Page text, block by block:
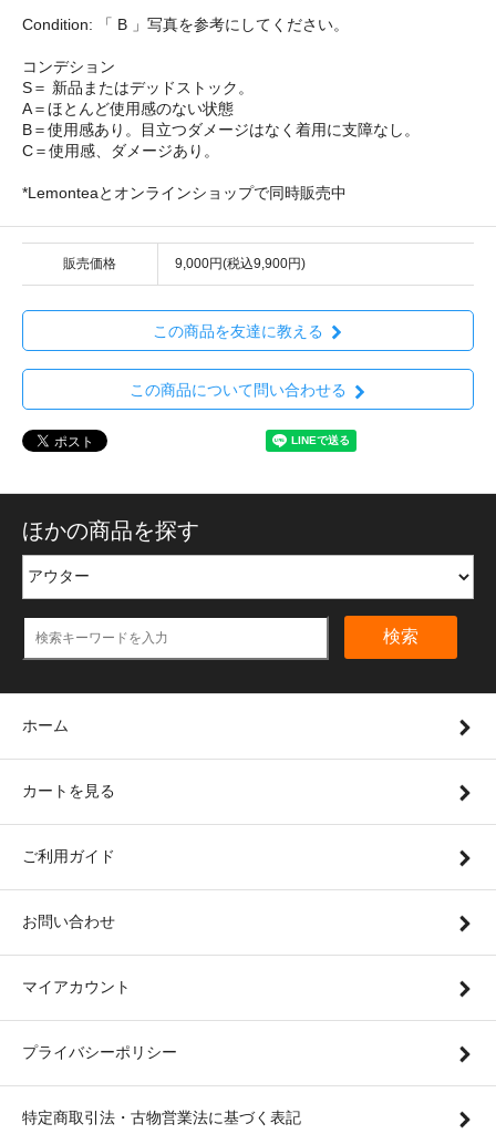
Condition: 「 B 」写真を参考にしてください。
コンデション
S＝ 新品またはデッドストック。
A＝ほとんど使用感のない状態
B＝使用感あり。目立つダメージはなく着用に支障なし。
C＝使用感、ダメージあり。
*Lemonteaとオンラインショップで同時販売中
販売価格 9,000円(税込9,900円)
この商品を友達に教える
この商品について問い合わせる
ほかの商品を探す
検索
ホーム
カートを見る
ご利用ガイド
お問い合わせ
マイアカウント
プライバシーポリシー
特定商取引法・古物営業法に基づく表記